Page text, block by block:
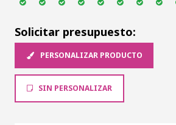
Solicitar presupuesto:
PERSONALIZAR PRODUCTO
SIN PERSONALIZAR